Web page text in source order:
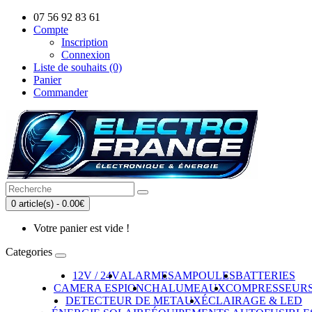
07 56 92 83 61
Compte
Inscription
Connexion
Liste de souhaits (0)
Panier
Commander
0 article(s) - 0.00€
Votre panier est vide !
Categories
12V / 24VALARMESAMPOULESBATTERIES
CAMERA ESPIONCHALUMEAUX
DETECTEUR DE METAUXÉCLAIRAGE & LED